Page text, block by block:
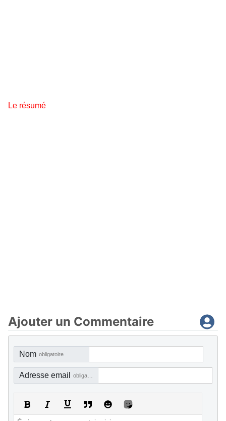
Le résumé
Ajouter un Commentaire
Nom obligatoire
Adresse email